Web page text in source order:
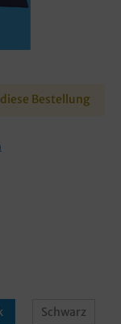
Bestellung
Schwarz